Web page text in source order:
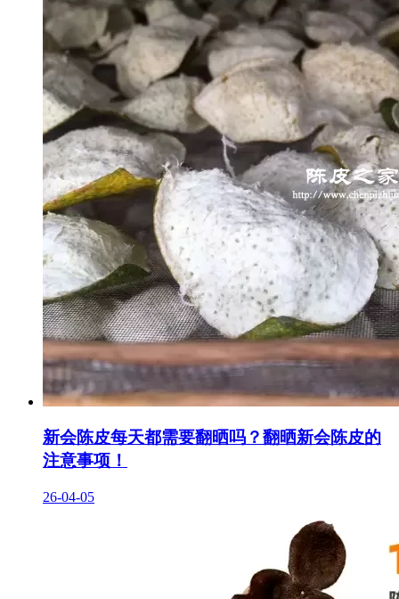
新会陈皮每天都需要翻晒吗？翻晒新会陈皮的
注意事项！
26-04-05